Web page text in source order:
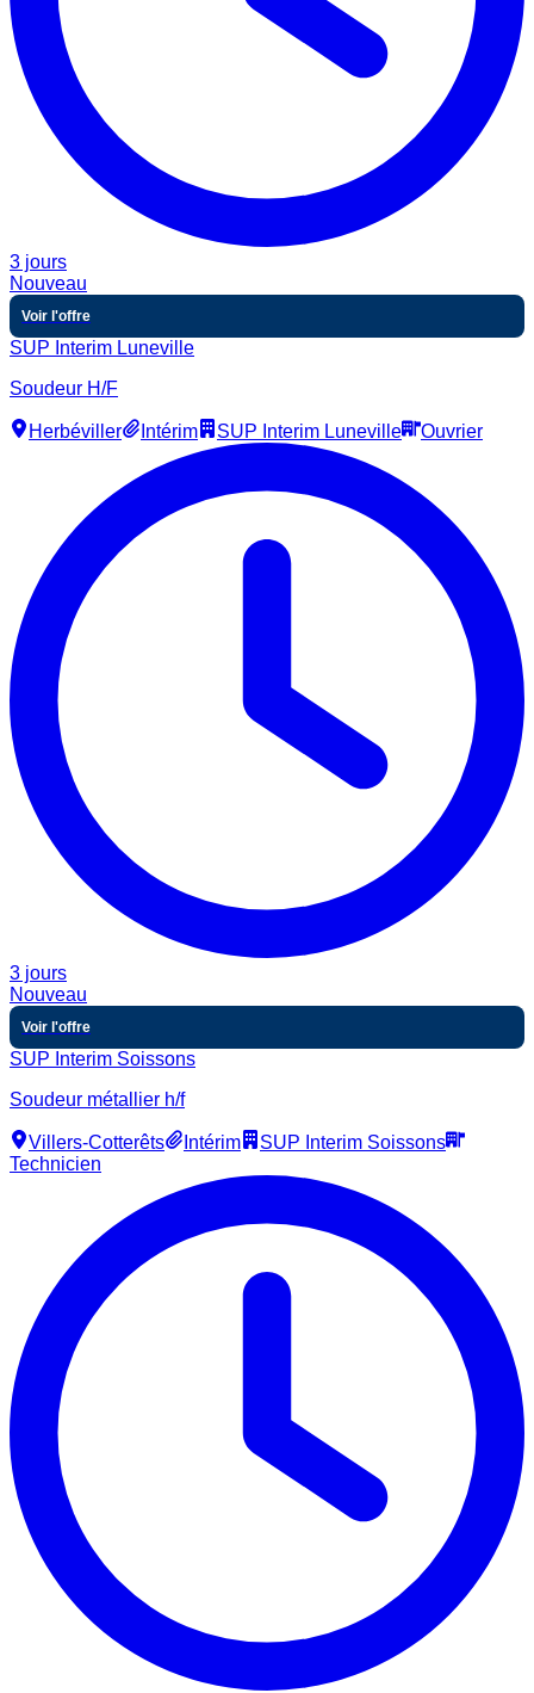
3 jours
Nouveau
Voir l'offre
SUP Interim Luneville
Soudeur H/F
Herbéviller Intérim SUP Interim Luneville Ouvrier
3 jours
Nouveau
Voir l'offre
SUP Interim Soissons
Soudeur métallier h/f
Villers-Cotterêts Intérim
SUP Interim Soissons
Technicien